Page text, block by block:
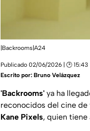
|Backrooms|A24
Publicado 02/06/2026 | 🕑 15:43
Escrito por: Bruno Velázquez
'Backrooms' ya ha
reconocidos del cine
Kane Pixels, quien tiene